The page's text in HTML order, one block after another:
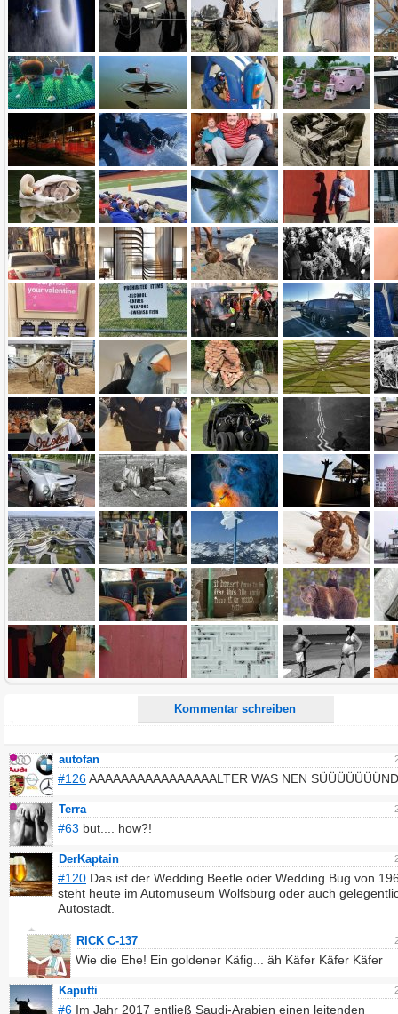
Kommentar schreiben
Name:
E-Mail-Adresse (optional):
Kommentar:
Alle HTML-Tags außer <br>, <strike> und <i> werden aus Deinem Kommentar entfernt.
URLs werden automatisch umgewandelt. Bitte verwende "www." oder "http://" in URLs
Ich möchte eine E-Mail, wenn zu meinem Kommentar Antworten erscheinen.
Ich möchte eine E-Mail, wenn auf dieser Seite weitere Kommentare erscheinen.
autofan
#126AAAAAAAAAAAAAAAALTER WAS NEN
Terra
#63 but.... how?!
DerKaptain
#120 Das ist der Wedding Beetle oder Wedding Bug von
steht heute im Automuseum Wolfsburg oder auch
Autostadt.
RICK C-137
Wie die Ehe! Ein goldener Käfig... äh Käfer Käfer Käfer
Kaputti
#6 Im Jahr 2017 entließ Saudi-Arabien einen leitenden